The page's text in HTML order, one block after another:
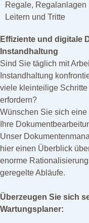
Regale, Regalanlagen
Leitern und Tritte
Effiziente und digitale
Instandhaltung
Sind Sie täglich mit
Instandhaltung
viele kleinteilige
erfordern?
Wünschen Sie sich
Ihre
Unser
hier einen Überblick
enorme
geregelte Abläufe.
Überzeugen Sie sich
Wartungsplaner: